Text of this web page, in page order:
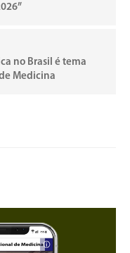
no Brasil é tema
Medicina